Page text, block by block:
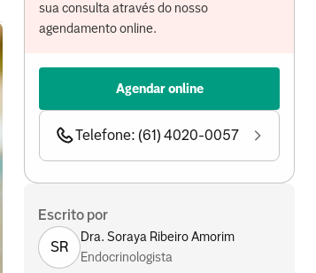
sua consulta através do nosso
agendamento online.
Agendar online
Telefone: (61) 4020-0057
Escrito por
SR
Dra. Soraya Ribeiro Amorim
Endocrinologista